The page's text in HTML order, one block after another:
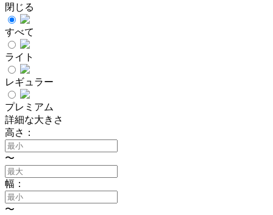
閉じる
すべて
ライト
レギュラー
プレミアム
詳細な大きさ
高さ：
〜
幅：
〜